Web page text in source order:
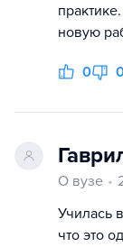
новую
0
О вузе
Училась
что это